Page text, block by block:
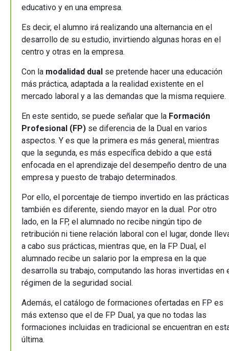
educativo y en una empresa.
Es decir, el alumno irá realizando una alternancia en el
desarrollo de su estudio, invirtiendo algunas horas en el
centro y otras en la empresa.
Con la modalidad dual se pretende hacer una educación
más práctica, adaptada a la realidad existente en el
mercado laboral y a las demandas que la misma
En este sentido, se puede señalar que la Formación
Profesional (FP) se diferencia de la Dual en varios
aspectos. Y es que la primera es más general, mientras
que la segunda, es más específica debido a que está
enfocada en el aprendizaje del desempeño dentro de una
empresa y puesto de trabajo determinados.
Por ello, el porcentaje de tiempo invertido en las prácticas
también es diferente, siendo mayor en la dual. Por otro
lado, en la FP, el alumnado no recibe ningún tipo de
retribución ni tiene relación laboral con el lugar, donde
a cabo sus prácticas, mientras que, en la FP Dual, el
alumnado recibe un salario por la empresa en la que
desarrolla su trabajo, computando las horas invertidas en
régimen de la seguridad social.
Además, el catálogo de formaciones ofertadas en FP es
más extenso que el de FP Dual, ya que no todas las
formaciones incluidas en tradicional se encuentran en
última.